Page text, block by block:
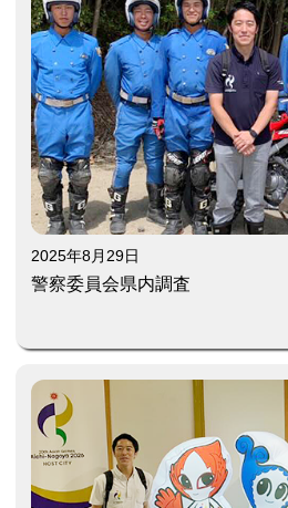
2025年8月29日
警察委員会県内調査